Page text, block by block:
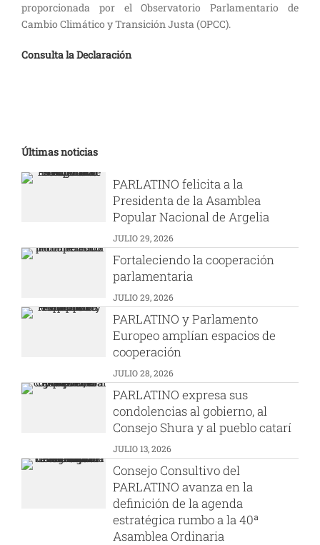
proporcionada por el Observatorio Parlamentario de
Cambio Climático y Transición Justa (OPCC).
Consulta la Declaración
Últimas noticias
PARLATINO felicita a la
Presidenta de la Asamblea
Popular Nacional de Argelia
JULIO 29, 2026
Fortaleciendo la cooperación
parlamentaria
JULIO 29, 2026
PARLATINO y Parlamento
Europeo amplían espacios de
cooperación
JULIO 28, 2026
PARLATINO expresa sus
condolencias al gobierno, al
Consejo Shura y al pueblo catarí
JULIO 13, 2026
Consejo Consultivo del
PARLATINO avanza en la
definición de la agenda
estratégica rumbo a la 40ª
Asamblea Ordinaria